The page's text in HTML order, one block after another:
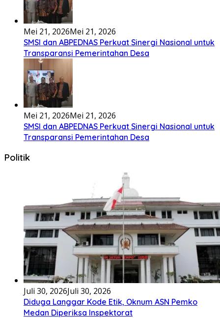
Mei 21, 2026Mei 21, 2026
SMSI dan ABPEDNAS Perkuat Sinergi Nasional untuk
Transparansi Pemerintahan Desa
Mei 21, 2026Mei 21, 2026
SMSI dan ABPEDNAS Perkuat Sinergi Nasional untuk
Transparansi Pemerintahan Desa
Politik
Juli 30, 2026Juli 30, 2026
Diduga Langgar Kode Etik, Oknum ASN Pemko
Medan Diperiksa Inspektorat